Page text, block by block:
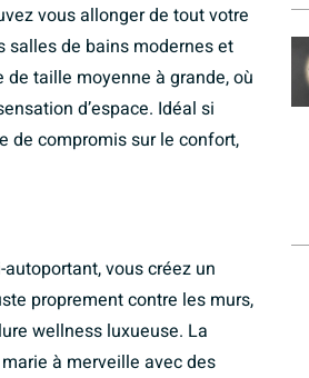
vous allonger de tout votre
salles de bains modernes et
taille moyenne à grande, où
d’espace. Idéal si
de compromis sur le confort,
vous créez un
proprement contre les murs,
wellness luxueuse. La
à merveille avec des